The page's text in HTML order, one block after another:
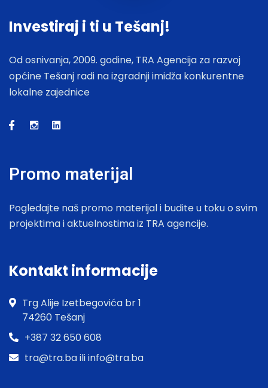
Investiraj i ti u Tešanj!
Od osnivanja, 2009. godine, TRA Agencija za razvoj
općine Tešanj radi na izgradnji imidža konkurentne
lokalne zajednice
Promo materijal
Pogledajte naš promo materijal i budite u toku o svim
projektima i aktuelnostima iz TRA agencije.
Kontakt informacije
Trg Alije Izetbegovića br 1
74260 Tešanj
+387 32 650 608
tra@tra.ba ili info@tra.ba